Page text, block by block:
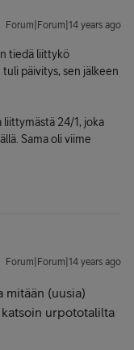
Forum|Forum|14 years ago
tiedä liittykö
päivitys, sen jälkeen
liittymästä 24/1, joka
Sama oli viime
Forum|Forum|14 years ago
mitään (uusia)
urpototalilta